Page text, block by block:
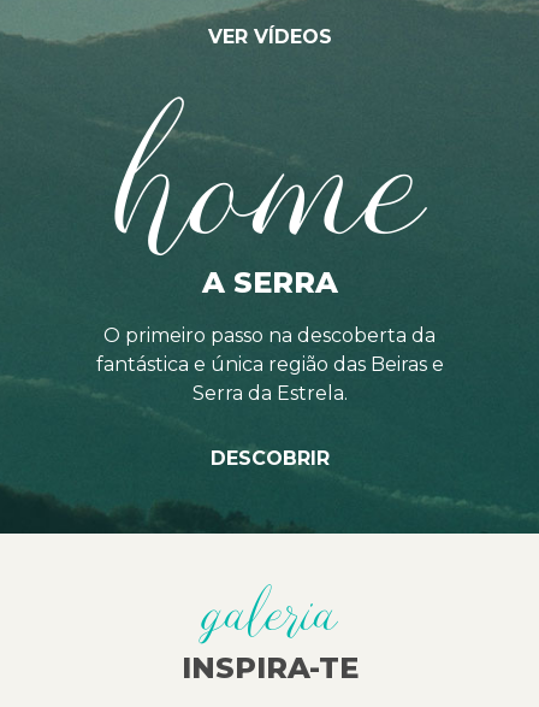
VER VÍDEOS
home
A SERRA
O primeiro passo na descoberta da
fantástica e única região das Beiras e
Serra da Estrela.
DESCOBRIR
galeria
INSPIRA-TE